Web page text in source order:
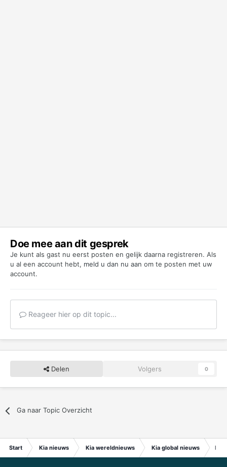
Doe mee aan dit gesprek
Je kunt als gast nu eerst posten en gelijk daarna registreren. Als
u al een account hebt, meld u dan nu aan om te posten met uw
account.
Reageer hier op dit topic...
Delen Volgers 0
Ga naar Topic Overzicht
Start Kia nieuws Kia wereldnieuws Kia global nieuws Kia